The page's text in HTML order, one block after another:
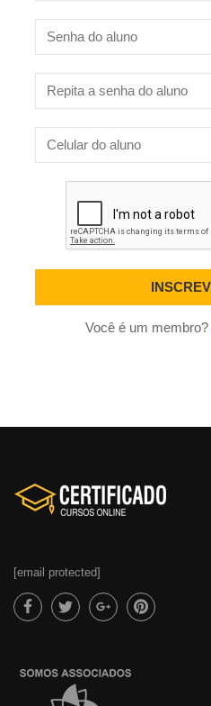
Você é um membro?
[email protected]